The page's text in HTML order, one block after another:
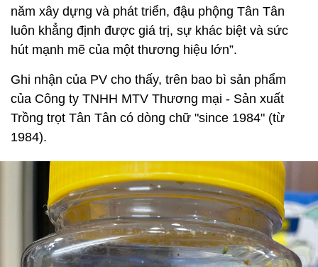
năm xây dựng và phát triển, đậu phộng Tân Tân
luôn khẳng định được giá trị, sự khác biệt và sức
hút mạnh mẽ của một thương hiệu lớn”.
Ghi nhận của PV cho thấy, trên bao bì sản phẩm
của Công ty TNHH MTV Thương mại - Sản xuất
Trồng trọt Tân Tân có dòng chữ "since 1984" (từ
1984).